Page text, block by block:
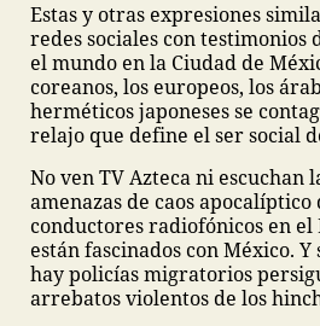
Estas y otras expresiones
redes sociales con testimonios
el mundo en la Ciudad de
coreanos, los europeos, los
herméticos japoneses se
relajo que define el ser social
No ven TV Azteca ni escuchan
amenazas de caos
conductores radiofónicos en el
están fascinados con México.
hay policías migratorios
arrebatos violentos de los